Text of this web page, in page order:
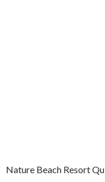
Nature Beach Resort